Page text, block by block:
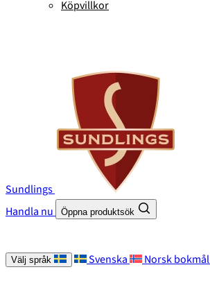
Köpvillkor
Sundlings
Handla nu
Öppna produktsök
Välj språk Svenska Norsk bokmål